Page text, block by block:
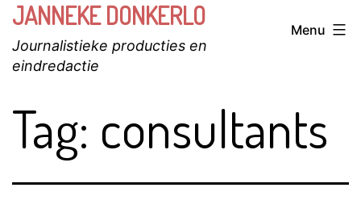
de
inhoud
JANNEKE DONKERLO
Journalistieke producties en
eindredactie
Menu
Tag: consultants